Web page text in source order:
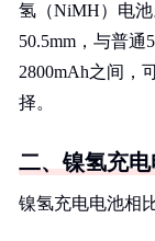
氢（NiMH）电
50.5mm，与普
2800mAh之间，
择。
二、镍氢充
镍氢充电电池相